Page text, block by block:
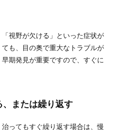
「視野が欠ける」といった症状が
も、目の奥で重大なトラブルが
期発見が重要ですので、すぐに
または繰り返す
ってもすぐ繰り返す場合は、慢